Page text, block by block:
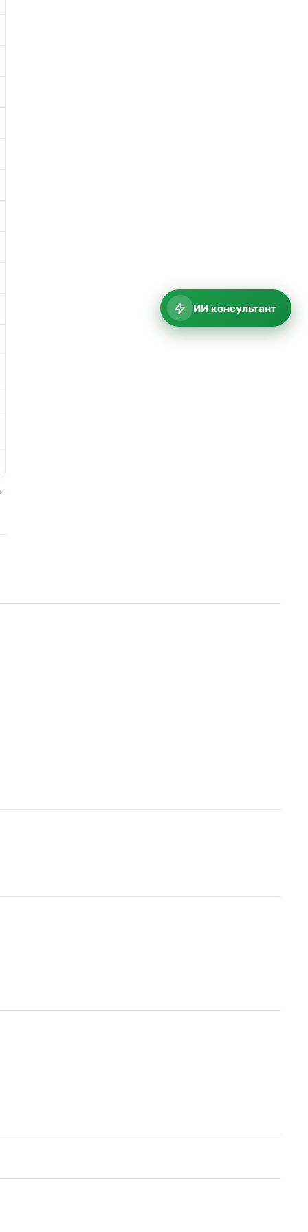
ИИ консультант